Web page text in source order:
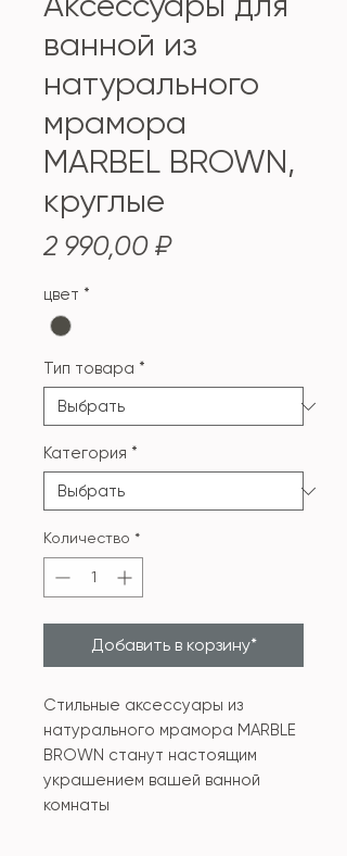
ванной из
натурального
мрамора
MARBEL BROWN,
круглые
2 990,00 ₽Цена
цвет *
Тип товара *
Категория *
Количество *
Добавить в корзину*
Стильные аксессуары из
натурального мрамора MARBLE
BROWN станут настоящим
украшением вашей ванной
комнаты